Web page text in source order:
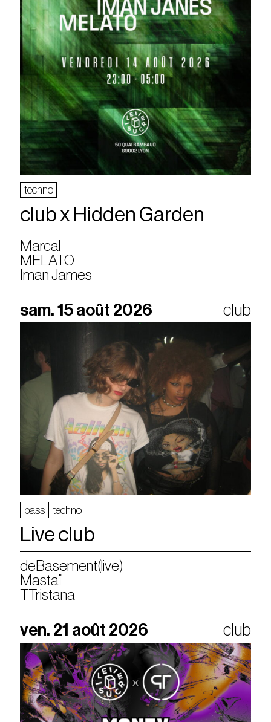
techno
club x Hidden Garden
Marcal
MELATO
Iman James
sam. 15 août 2026 club
bass techno
Live club
deBasement(live)
Mastaï
TTristana
ven. 21 août 2026 club